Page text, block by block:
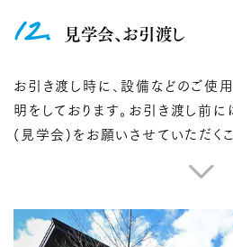
12. 見学会、お引渡し
お引き渡し時に、設備などのご使
明をしております。お引き渡し前
(見学会)をお願いさせていただくこ